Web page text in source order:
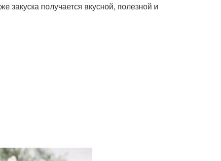
закуска получается вкусной, полезной и